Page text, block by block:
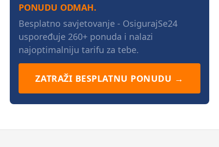
PONUDU ODMAH.
Besplatno savjetovanje - OsigurajSe24
uspoređuje 260+ ponuda i nalazi
najoptimalniju tarifu za tebe.
ZATRAŽI BESPLATNU PONUDU →